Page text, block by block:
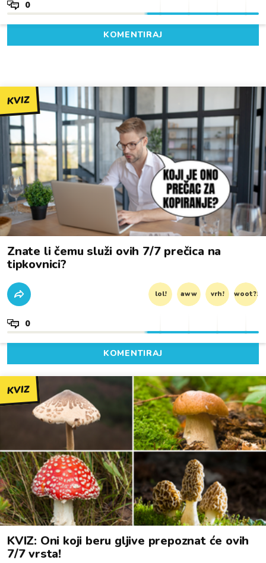
0
KOMENTIRAJ
KVIZ
Znate li čemu služi ovih 7/7 prečica na
tipkovnici?
lol! aww vrh! woot?!
0
KOMENTIRAJ
KVIZ
KVIZ: Oni koji beru gljive prepoznat će ovih
7/7 vrsta!